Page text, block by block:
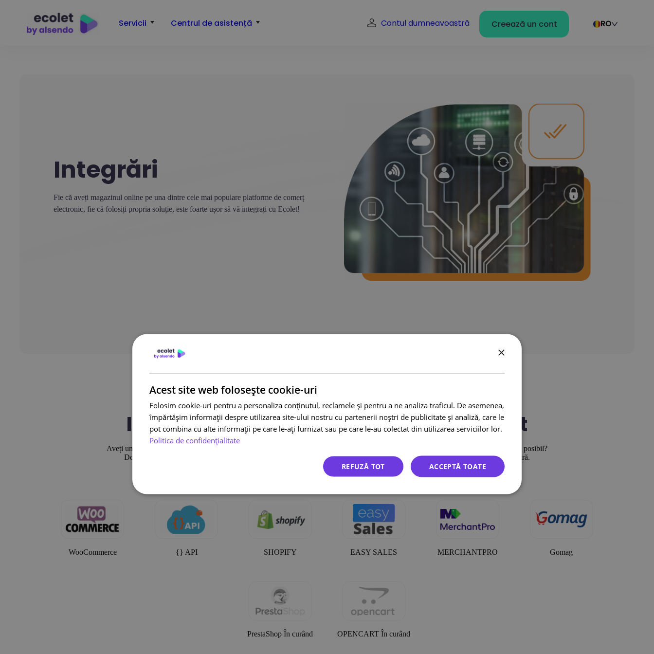
Contul dumneavoastră Creează un cont RO
Servicii Centrul de asistență
Integrări
Fie că aveți magazinul online pe una dintre cele mai populare platforme de comerț
electronic, fie că folosiți propria soluție, este foarte ușor să vă integrați cu Ecolet!
Integrarea unui magazin online cu Ecolet
Aveți un magazin online? Îți optimizezi zilnic afacerea, asigurându-te că toate comenzile plasate de clienții tăi sunt livrate cât mai repede posibil?
Dorim să vă facem lucrurile mai ușoare, așa că am pregătit integrări și importuri de comenzi din magazinul dvs. pe platforma noastră.
Gestionarea și expedierea comenzilor dvs. va fi mai ușoară acum.
WooCommerce {} API SHOPIFY EASY SALES MERCHANTPRO Gomag
PrestaShop În curând OPENCART În curând
×
Acest site web folosește cookie-uri
Folosim cookie-uri pentru a personaliza conținutul, reclamele și pentru a ne analiza traficul. De asemenea,
împărtășim informații despre utilizarea site-ului nostru cu partenerii noștri de publicitate și analiză, care le
pot combina cu alte informații pe care le-ați furnizat sau pe care le-au colectat din utilizarea serviciilor lor.
Politica de confidențialitate
ACCEPTĂ TOATE
REFUZĂ TOT